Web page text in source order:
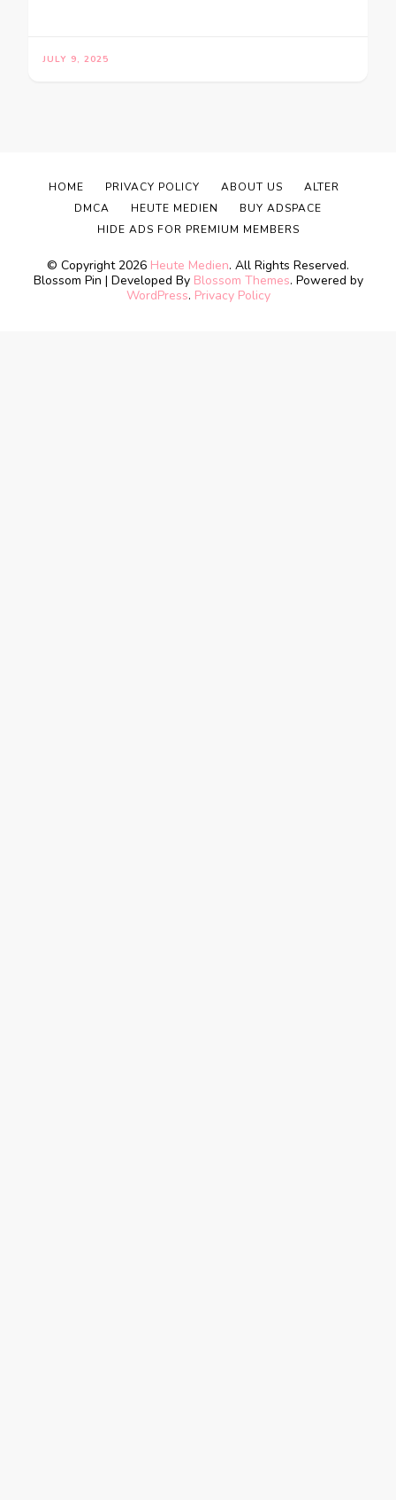
JULY 9, 2025
© Copyright 2026 Heute Medien. All Rights Reserved.
Blossom Pin | Developed By Blossom Themes. Powered by
WordPress. Privacy Policy
HOME PRIVACY POLICY ABOUT US
ALTER
DMCA
HEUTE MEDIEN
BUY ADSPACE
HIDE ADS FOR PREMIUM MEMBERS